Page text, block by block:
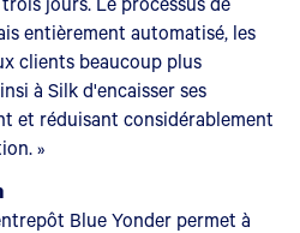
entièrement automatisé, les
clients beaucoup plus
à Silk d'encaisser ses
et réduisant considérablement
»
Blue Yonder permet à